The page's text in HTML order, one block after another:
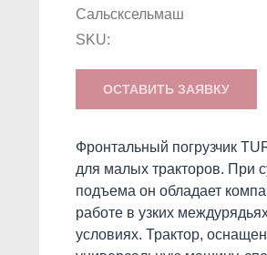
Сальсксельмаш
SKU:
ОСТАВИТЬ ЗАЯВКУ
Фронтальный погрузчик
для малых тракторов. При
подъема он обладает
работе в узких
условиях. Трактор,